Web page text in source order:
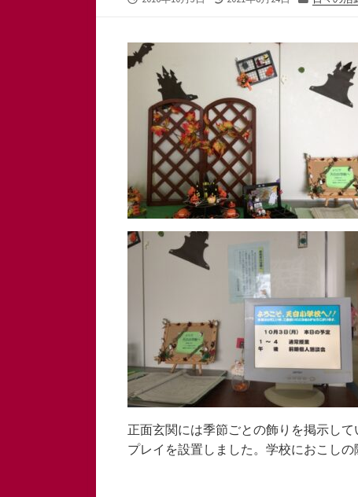
新
日
リ
正面玄関には季節ごとの飾りを掲示し
プレイを設置しました。学校におこしの